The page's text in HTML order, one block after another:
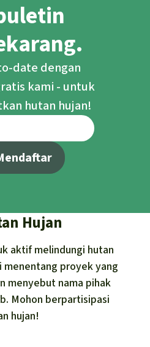
date dengan
kami - untuk
hutan hujan!
Hujan
aktif melindungi hutan
menentang proyek yang
menyebut nama pihak
Mohon berpartisipasi
hujan!